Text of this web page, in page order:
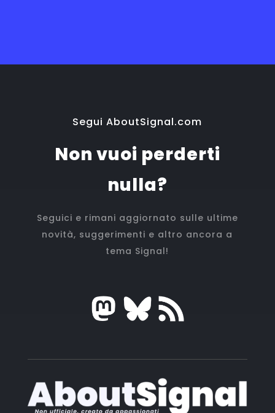
Segui AboutSignal.com
Non vuoi perderti
nulla?
Seguici e rimani aggiornato sulle ultime
novità, suggerimenti e altro ancora a
tema Signal!